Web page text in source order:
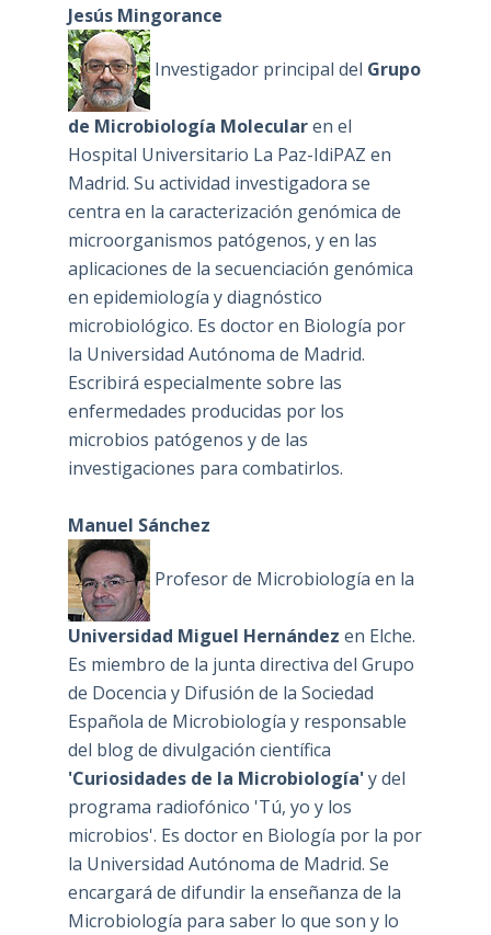
Jesús Mingorance
Investigador principal del Grupo
de Microbiología Molecularen el
Hospital Universitario La Paz-IdiPAZ en
Madrid. Su actividad investigadora se
centra en la caracterización genómica de
microorganismos patógenos, y en las
aplicaciones de la secuenciación genómica
en epidemiología y diagnóstico
microbiológico. Es doctor en Biología por
la Universidad Autónoma de Madrid.
Escribirá especialmente sobre las
enfermedades producidas por los
microbios patógenos y de las
investigaciones para combatirlos.
Manuel Sánchez
Profesor de Microbiología en la
Universidad Miguel Hernández en Elche.
Es miembro de la junta directiva del Grupo
de Docencia y Difusión de la Sociedad
Española de Microbiología y responsable
del blog de divulgación científica
'Curiosidades de la Microbiología'y del
programa radiofónico 'Tú, yo y los
microbios'. Es doctor en Biología por la por
la Universidad Autónoma de Madrid. Se
encargará de difundir la enseñanza de la
Microbiología para saber lo que son y lo